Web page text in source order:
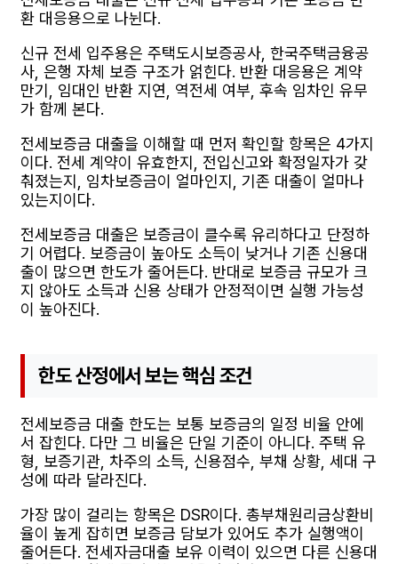
환 대응용으로 나뉜다.
신규 전세 입주용은 주택도시보증공사, 한국주택금융공
사, 은행 자체 보증 구조가 얽힌다. 반환 대응용은 계약
만기, 임대인 반환 지연, 역전세 여부, 후속 임차인 유무
가 함께 본다.
전세보증금 대출을 이해할 때 먼저 확인할 항목은 4가지
이다. 전세 계약이 유효한지, 전입신고와 확정일자가 갖
춰졌는지, 임차보증금이 얼마인지, 기존 대출이 얼마나
있는지이다.
전세보증금 대출은 보증금이 클수록 유리하다고 단정하
기 어렵다. 보증금이 높아도 소득이 낮거나 기존 신용대
출이 많으면 한도가 줄어든다. 반대로 보증금 규모가 크
지 않아도 소득과 신용 상태가 안정적이면 실행 가능성
이 높아진다.
한도 산정에서 보는 핵심 조건
전세보증금 대출 한도는 보통 보증금의 일정 비율 안에
서 잡힌다. 다만 그 비율은 단일 기준이 아니다. 주택 유
형, 보증기관, 차주의 소득, 신용점수, 부채 상황, 세대 구
성에 따라 달라진다.
가장 많이 걸리는 항목은 DSR이다. 총부채원리금상환비
율이 높게 잡히면 보증금 담보가 있어도 추가 실행액이
줄어든다. 전세자금대출 보유 이력이 있으면 다른 신용대